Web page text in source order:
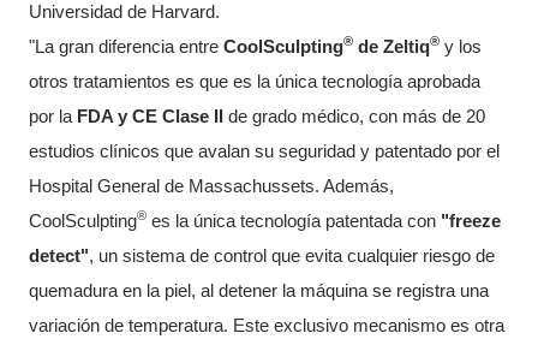
Universidad de Harvard.
"La gran diferencia entre CoolSculpting® de Zeltiq® y los
otros tratamientos es que es la única tecnología aprobada
por la FDA y CE Clase II
de grado médico, con más de 20
estudios clínicos que avalan su seguridad y patentado por el
Hospital General de Massachussets. Además,
CoolSculpting® es la única tecnología patentada con "freeze
detect", un sistema de control que evita cualquier riesgo de
quemadura en la piel, al detener la máquina se registra una
variación de temperatura. Este exclusivo mecanismo es otra